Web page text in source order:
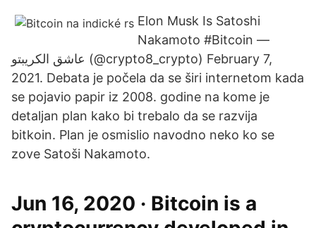
Elon Musk Is Satoshi
Nakamoto #Bitcoin —
عاشق الكريبتو (@crypto8_crypto) February 7,
2021. Debata je počela da se širi internetom kada
se pojavio papir iz 2008. godine na kome je
detaljan plan kako bi trebalo da se razvija
bitkoin. Plan je osmislio navodno neko ko se
zove Satoši Nakamoto.
Jun 16, 2020 · Bitcoin is a